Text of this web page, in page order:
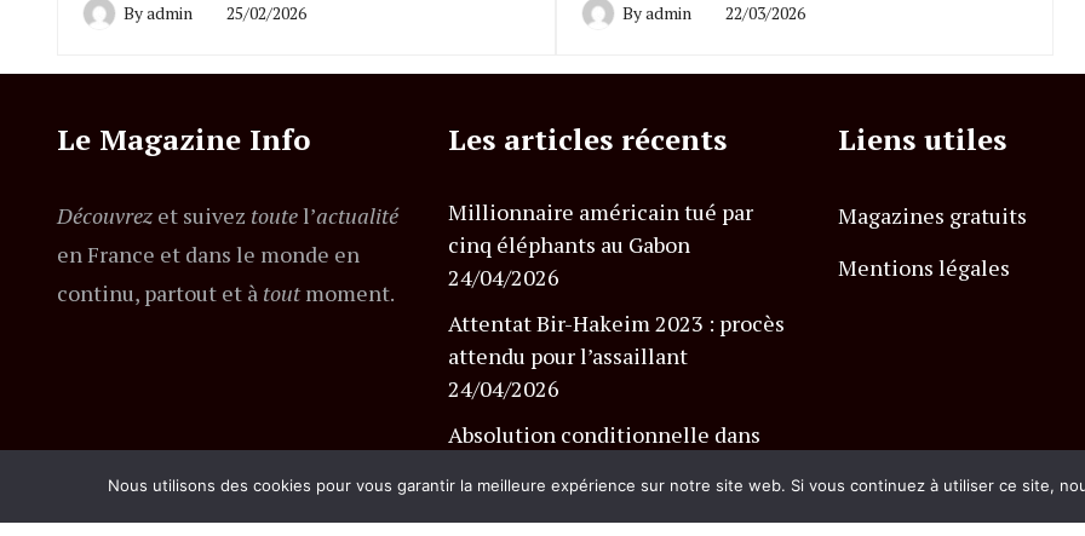
Byadmin 25/02/2026 Byadmin 22/03/2026
Le Magazine Info
Découvrez et suivez toutel’actualité
en France et dans le monde en
continu, partout et à toutmoment.
Les articles récents
Millionnaire américain tué par
cinq éléphants au Gabon
24/04/2026
Attentat Bir-Hakeim 2023 : procès
attendu pour l’assaillant
24/04/2026
Absolution conditionnelle dans
24/04/2026
Liens utiles
Magazines gratuits
Mentions légales
Nous utilisons des cookies pour vous garantir la meilleure expérience sur notre site web. Si vous continuez à utiliser ce site,